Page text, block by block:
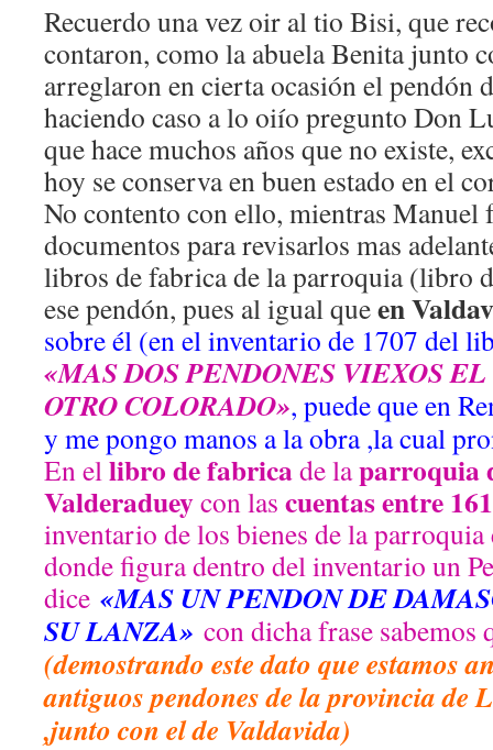
Recuerdo una vez oir al tio Bisi, que
contaron, como la abuela Benita junto
arreglaron en cierta ocasión el pendón
haciendo caso a lo oiío pregunto Don
que hace muchos años que no existe,
hoy se conserva en buen estado en el
No contento con ello, mientras Manuel
documentos para revisarlos mas
libros de fabrica de la parroquia (libro
ese pendón, pues al igual queen
sobre él (en el inventario de 1707 del
«MAS DOS PENDONES VIEXOS
OTRO COLORADO», puede que en
y me pongo manos a la obra ,la cual
En el libro de fabricade laparroquia
Valderadueycon las cuentas entre
inventario de los bienes de la parroquia
donde figura dentro del inventario un
dice «MAS UN PENDON DE
SU LANZA» con dicha frase
(demostrando este dato que estamos
antiguos pendones de la provincia de
,junto con el de Valdavida)